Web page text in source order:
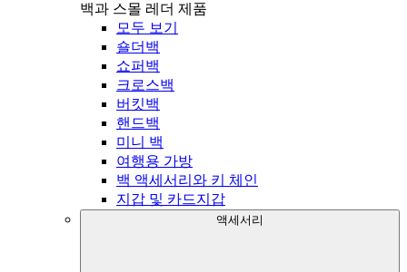
백과 스몰 레더 제품
모두 보기
숄더백
쇼퍼백
크로스백
버킷백
핸드백
미니 백
여행용 가방
백 액세서리와 키 체인
지갑 및 카드지갑
액세서리